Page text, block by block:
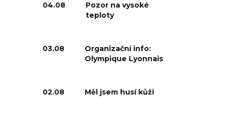
04.08
Pozor na vysoké
teploty
03.08
Organizační info:
Olympique Lyonnais
02.08 Měl jsem husí kůži